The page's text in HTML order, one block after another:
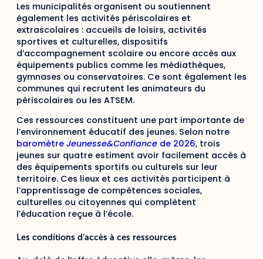
Les municipalités organisent ou soutiennent
également les activités périscolaires et
extrascolaires : accueils de loisirs, activités
sportives et culturelles, dispositifs
d’accompagnement scolaire ou encore accès aux
équipements publics comme les médiathèques,
gymnases ou conservatoires. Ce sont également les
communes qui recrutent les animateurs du
périscolaires ou les ATSEM.
Ces ressources constituent une part importante de
l’environnement éducatif des jeunes. Selon notre
baromètre Jeunesse&Confiance de 2026, trois
jeunes sur quatre estiment avoir facilement accès à
des équipements sportifs ou culturels sur leur
territoire. Ces lieux et ces activités participent à
l’apprentissage de compétences sociales,
culturelles ou citoyennes qui complètent
l’éducation reçue à l’école.
Les conditions d’accès à ces ressources